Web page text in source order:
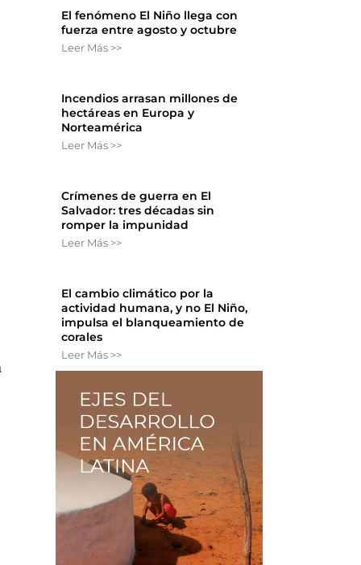
El fenómeno El Niño llega con
fuerza entre agosto y octubre
Leer Más >>
Incendios arrasan millones de
hectáreas en Europa y
Norteamérica
Leer Más >>
Crímenes de guerra en El
Salvador: tres décadas sin
romper la impunidad
Leer Más >>
El cambio climático por la
actividad humana, y no El Niño,
impulsa el blanqueamiento de
corales
Leer Más >>